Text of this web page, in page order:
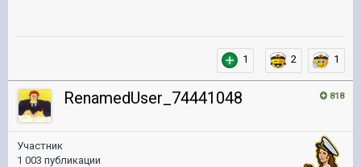
1 2 1
818
RenamedUser_74441048
Участник
1 003 публикации